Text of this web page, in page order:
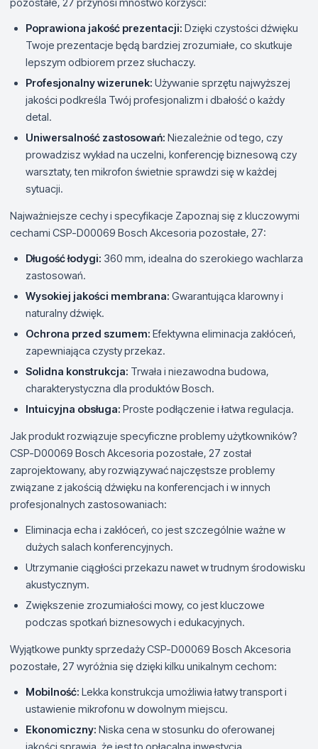
Poprawiona jakość prezentacji: Dzięki czystości dźwięku
Twoje prezentacje będą bardziej zrozumiałe, co skutkuje
lepszym odbiorem przez słuchaczy.
Profesjonalny wizerunek: Używanie sprzętu najwyższej
jakości podkreśla Twój profesjonalizm i dbałość o każdy
detal.
Uniwersalność zastosowań: Niezależnie od tego, czy
prowadzisz wykład na uczelni, konferencję biznesową czy
warsztaty, ten mikrofon świetnie sprawdzi się w każdej
sytuacji.
Najważniejsze cechy i specyfikacje Zapoznaj się z kluczowymi
cechami CSP-D00069 Bosch Akcesoria pozostałe, 27:
Długość łodygi: 360 mm, idealna do szerokiego wachlarza
zastosowań.
Wysokiej jakości membrana: Gwarantująca klarowny i
naturalny dźwięk.
Ochrona przed szumem: Efektywna eliminacja zakłóceń,
zapewniająca czysty przekaz.
Solidna konstrukcja: Trwała i niezawodna budowa,
charakterystyczna dla produktów Bosch.
Intuicyjna obsługa: Proste podłączenie i łatwa regulacja.
Jak produkt rozwiązuje specyficzne problemy użytkowników?
CSP-D00069 Bosch Akcesoria pozostałe, 27 został
zaprojektowany, aby rozwiązywać najczęstsze problemy
związane z jakością dźwięku na konferencjach i w innych
profesjonalnych zastosowaniach:
Eliminacja echa i zakłóceń, co jest szczególnie ważne w
dużych salach konferencyjnych.
Utrzymanie ciągłości przekazu nawet w trudnym środowisku
akustycznym.
Zwiększenie zrozumiałości mowy, co jest kluczowe
podczas spotkań biznesowych i edukacyjnych.
Wyjątkowe punkty sprzedaży CSP-D00069 Bosch Akcesoria
pozostałe, 27 wyróżnia się dzięki kilku unikalnym cechom:
Mobilność: Lekka konstrukcja umożliwia łatwy transport i
ustawienie mikrofonu w dowolnym miejscu.
Ekonomiczny: Niska cena w stosunku do oferowanej
jakości sprawia, że jest to opłacalna inwestycja.